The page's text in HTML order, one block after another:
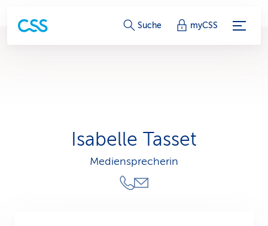
S
c
e
-
Suche myCSS
Isabelle Tasset
Mediensprecherin